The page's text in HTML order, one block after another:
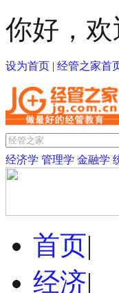
你好，
设为首页 | 经管之家首
经济学 管理学 金融学
首页|
经济|